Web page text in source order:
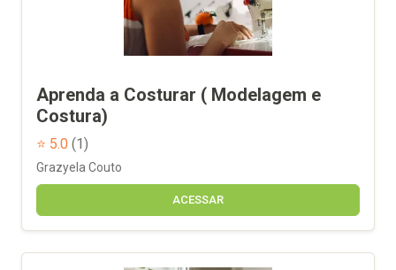
Aprenda a Costurar ( Modelagem e
Costura)
⭐ 5.0 (1)
Grazyela Couto
ACESSAR